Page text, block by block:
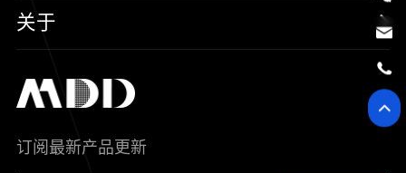
SiC
IC
新能源
智能家居
新兴行业
质量与环境
其他信息(PCN)
样品与支持
关于
订阅最新产品更新